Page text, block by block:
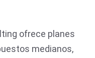
ofrece planes
medianos,